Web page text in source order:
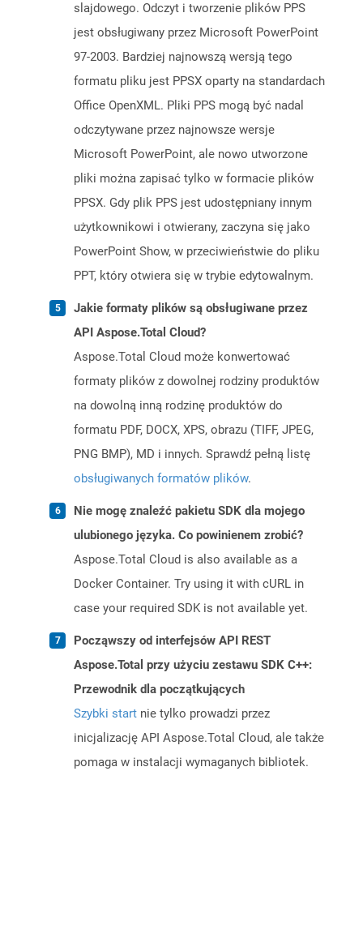
slajdowego. Odczyt i tworzenie plików PPS
jest obsługiwany przez Microsoft PowerPoint
97-2003. Bardziej najnowszą wersją tego
formatu pliku jest PPSX oparty na standardach
Office OpenXML. Pliki PPS mogą być nadal
odczytywane przez najnowsze wersje
Microsoft PowerPoint, ale nowo utworzone
pliki można zapisać tylko w formacie plików
PPSX. Gdy plik PPS jest udostępniany innym
użytkownikowi i otwierany, zaczyna się jako
PowerPoint Show, w przeciwieństwie do pliku
PPT, który otwiera się w trybie edytowalnym.
Jakie formaty plików są obsługiwane przez
API Aspose.Total Cloud?
Aspose.Total Cloud może konwertować
formaty plików z dowolnej rodziny produktów
na dowolną inną rodzinę produktów do
formatu PDF, DOCX, XPS, obrazu (TIFF, JPEG,
PNG BMP), MD i innych. Sprawdź pełną listę
obsługiwanych formatów plików.
Nie mogę znaleźć pakietu SDK dla mojego
ulubionego języka. Co powinienem zrobić?
Aspose.Total Cloud is also available as a
Docker Container. Try using it with cURL in
case your required SDK is not available yet.
Począwszy od interfejsów API REST
Aspose.Total przy użyciu zestawu SDK C++:
Przewodnik dla początkujących
Szybki start nie tylko prowadzi przez
inicjalizację API Aspose.Total Cloud, ale także
pomaga w instalacji wymaganych bibliotek.